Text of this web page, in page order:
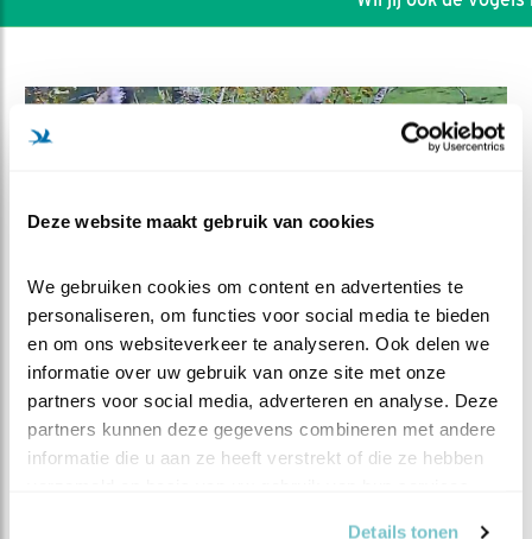
Deze website maakt gebruik van cookies
We gebruiken cookies om content en advertenties te
personaliseren, om functies voor social media te bieden
en om ons websiteverkeer te analyseren. Ook delen we
informatie over uw gebruik van onze site met onze
partners voor social media, adverteren en analyse. Deze
partners kunnen deze gegevens combineren met andere
informatie die u aan ze heeft verstrekt of die ze hebben
Details tonen
DEEL DIT FILMPJE
Jan Dagevos | Geplaatst op 15 mei 2026, 7:10 |
Vind